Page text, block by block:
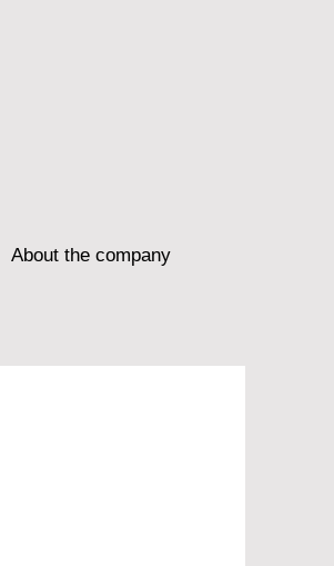
About the company